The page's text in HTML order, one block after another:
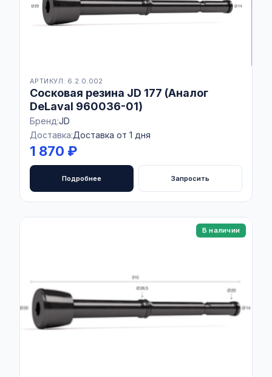
АРТИКУЛ: 6.2.0.002
Сосковая резина JD 177 (Аналог
DeLaval 960036-01)
Бренд:JD
Доставка:Доставка от 1 дня
1 870 ₽
Подробнее Запросить
В наличии